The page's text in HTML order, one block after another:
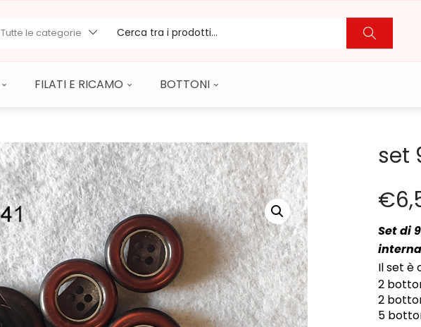
Tutte le categorie
FILATI E RICAMO BOTTONI
set
€
Setdi
Il set è
2
2
5